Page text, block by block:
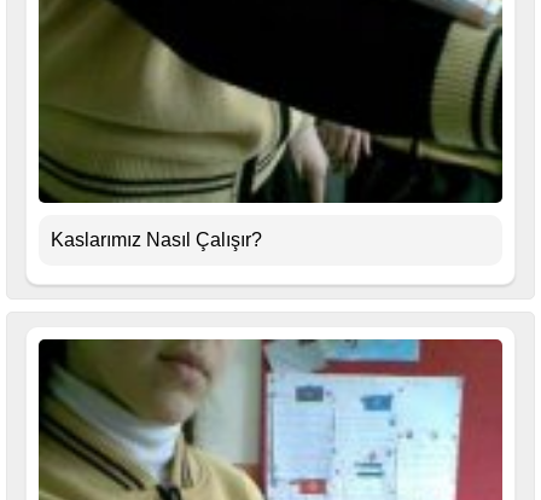
Kaslarımız Nasıl Çalışır?